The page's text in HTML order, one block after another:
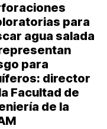
para
agua salada
para
director
Facultad de
de la